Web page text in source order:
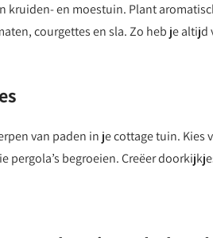
kruiden- en moestuin. Plant
courgettes en sla. Zo heb je
van paden in je cottage tuin.
begroeien. Creëer